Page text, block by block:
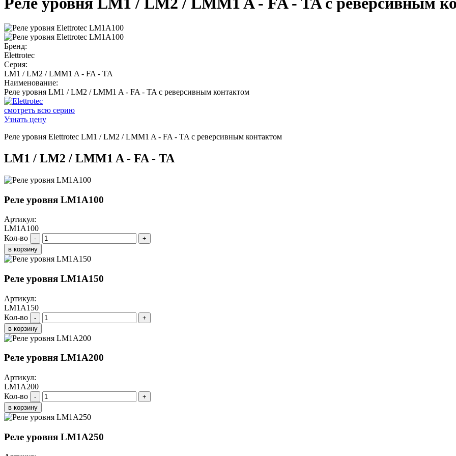
Бренд:
Elettrotec
Серия:
LM1 / LM2 / LMM1 A - FA - TA
Наименование:
Реле уровня LM1 / LM2 / LMM1 A - FA - TA с реверсивным контактом
смотреть всю серию
Узнать цену
Реле уровня Elettrotec LM1 / LM2 / LMM1 A - FA - TA с реверсивным контактом
LM1 / LM2 / LMM1 A - FA - TA
Реле уровня LM1A100
Артикул:
LM1A100
Кол-во
-
+
в корзину
Реле уровня LM1A150
Артикул:
LM1A150
Кол-во
-
+
в корзину
Реле уровня LM1A200
Артикул:
LM1A200
Кол-во
-
+
в корзину
Реле уровня LM1A250